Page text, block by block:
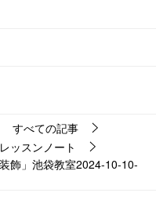
すべての記事
ッスンノート
飾」池袋教室2024-10-10-